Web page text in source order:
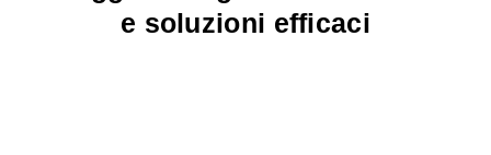
e soluzioni efficaci